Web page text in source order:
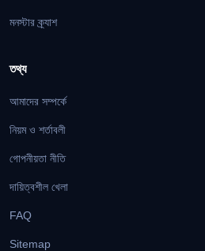
মনস্টার ক্র্যাশ
তথ্য
আমাদের সম্পর্কে
নিয়ম ও শর্তাবলী
গোপনীয়তা নীতি
দায়িত্বশীল খেলা
FAQ
Sitemap